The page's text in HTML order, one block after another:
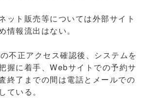
ット販売等については外部サイト
情報流出はない。
不正アクセス確認後、システムを
握に着手、Webサイトでの予約サ
終了までの間は電話とメールでの
ている。